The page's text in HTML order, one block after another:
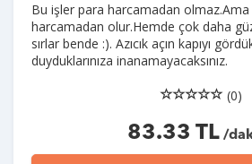
Bu işler para harcamadan
harcamadan olur.Hemde çok daha
sırlar bende :). Azıcık açın kapıyı
duyduklarınıza inanamayacaksınız.
(0)
83.33 TL /